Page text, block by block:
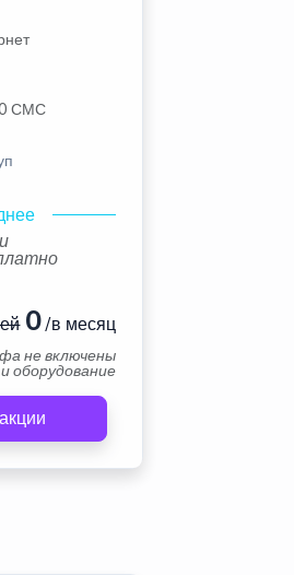
СМС
0/в месяц
не включены
оборудование